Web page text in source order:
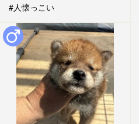
#人懐っこい